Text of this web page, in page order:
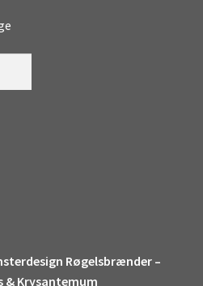
Røgelsbrænder –
& Krysantemum